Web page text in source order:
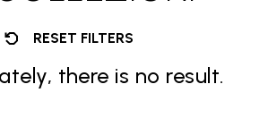
RESET FILTERS
there is no result.